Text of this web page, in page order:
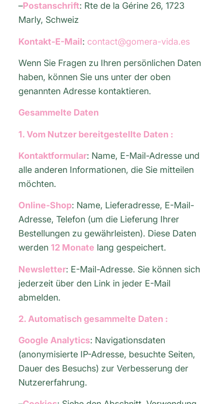
–Postanschrift: Rte de la Gérine 26, 1723
Marly, Schweiz
Kontakt-E-Mail: contact@gomera-vida.es
Wenn Sie Fragen zu Ihren persönlichen Daten
haben, können Sie uns unter der oben
genannten Adresse kontaktieren.
Gesammelte Daten
1. Vom Nutzer bereitgestellte Daten :
Kontaktformular: Name, E-Mail-Adresse und
alle anderen Informationen, die Sie mitteilen
möchten.
Online-Shop: Name, Lieferadresse, E-Mail-
Adresse, Telefon (um die Lieferung Ihrer
Bestellungen zu gewährleisten). Diese Daten
werden 12 Monate lang gespeichert.
Newsletter: E-Mail-Adresse. Sie können sich
jederzeit über den Link in jeder E-Mail
abmelden.
2. Automatisch gesammelte Daten :
Google Analytics: Navigationsdaten
(anonymisierte IP-Adresse, besuchte Seiten,
Dauer des Besuchs) zur Verbesserung der
Nutzererfahrung.